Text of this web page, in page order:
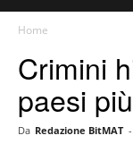
Home
Crimini
paesi
Da Redazione BitMAT -